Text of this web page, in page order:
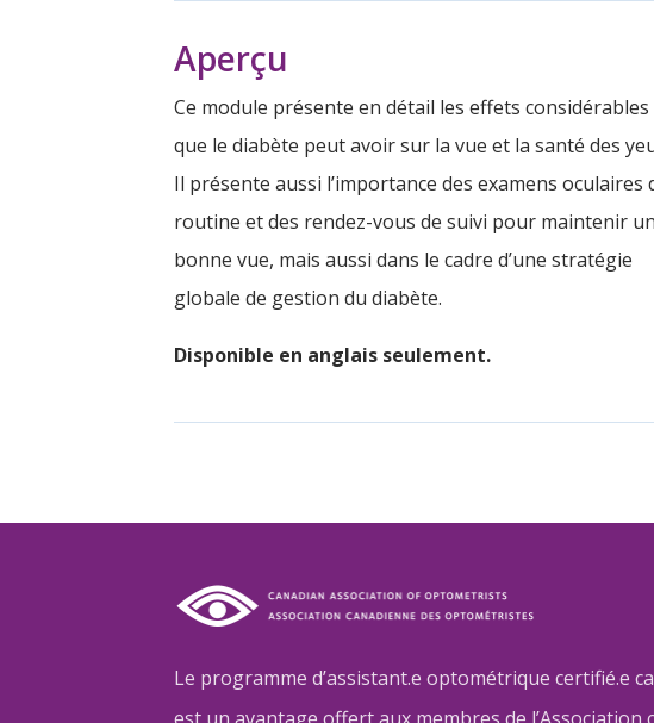
Aperçu
Ce module présente en détail les effets considérables
que le diabète peut avoir sur la vue et la santé des
Il présente aussi l’importance des examens oculaires
routine et des rendez-vous de suivi pour maintenir
bonne vue, mais aussi dans le cadre d’une stratégie
globale de gestion du diabète.
Disponible en anglais seulement.
Le programme d’assistant.e optométrique certifié.e